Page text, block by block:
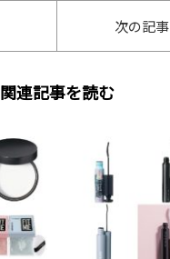
次の記事
関連記事を読む